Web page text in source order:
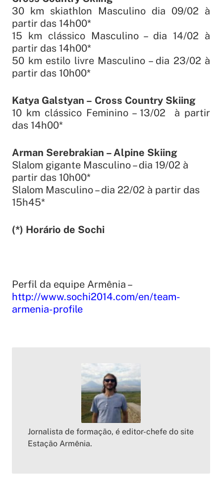
30 km skiathlon Masculino dia 09/02 à
partir das 14h00*
15 km clássico Masculino – dia 14/02 à
partir das 14h00*
50 km estilo livre Masculino – dia 23/02 à
partir das 10h00*
Katya Galstyan – Cross Country Skiing
10 km clássico Feminino – 13/02 à partir
das 14h00*
Arman Serebrakian –Alpine Skiing
Slalom gigante Masculino – dia 19/02 à
partir das 10h00*
Slalom Masculino – dia 22/02 à partir das
15h45*
(*) Horário de Sochi
Perfil da equipe Armênia –
http://www.sochi2014.com/en/team-
armenia-profile
Jornalista de formação, é editor-chefe do site
Estação Armênia.